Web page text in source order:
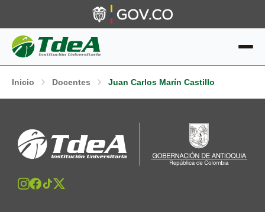
Inicio Docentes Juan Carlos Marín Castillo